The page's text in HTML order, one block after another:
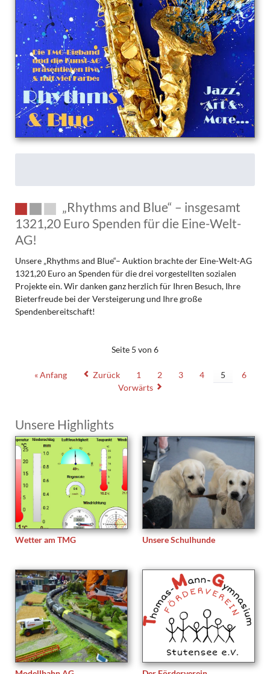
Schülerzeitung
ist
da!
„Rhythms and Blue“ – insgesamt
1321,20 Euro Spenden für die Eine-Welt-
AG!
Unsere „Rhythms and Blue“– Auktion brachte der Eine-Welt-AG
1321,20 Euro an Spenden für die drei vorgestellten sozialen
Projekte ein. Wir danken ganz herzlich für Ihren Besuch, Ihre
Bieterfreude bei der Versteigerung und Ihre große
Spendenbereitschaft!
Seite 5 von 6
« Anfang Zurück 1 2 3 4 5
6
Vorwärts
Unsere Highlights
Wetter am TMG Unsere Schulhunde